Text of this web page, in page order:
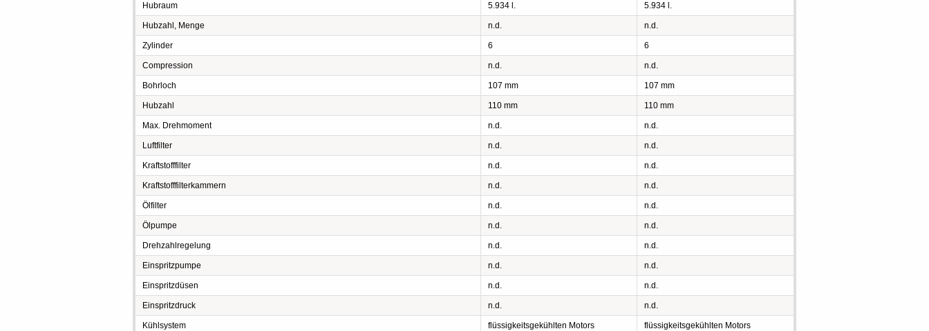
Hubraum 5.934 l. 5.934 l.
Hubzahl, Menge n.d. n.d.
Zylinder 6 6
Compression n.d. n.d.
Bohrloch 107 mm 107 mm
Hubzahl 110 mm 110 mm
Max. Drehmoment n.d. n.d.
Luftfilter n.d. n.d.
Kraftstofffilter n.d. n.d.
Kraftstofffilterkammern n.d. n.d.
Ölfilter n.d. n.d.
Ölpumpe n.d. n.d.
Drehzahlregelung n.d. n.d.
Einspritzpumpe n.d. n.d.
Einspritzdüsen n.d. n.d.
Einspritzdruck n.d. n.d.
Kühlsystem flüssigkeitsgekühlten Motors flüssigkeitsgekühlten Motors